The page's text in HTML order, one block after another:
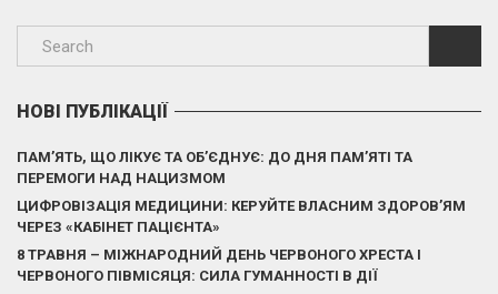
НОВІ ПУБЛІКАЦІЇ
ПАМ’ЯТЬ, ЩО ЛІКУЄ ТА ОБ’ЄДНУЄ: ДО ДНЯ ПАМ’ЯТІ ТА
ПЕРЕМОГИ НАД НАЦИЗМОМ
ЦИФРОВІЗАЦІЯ МЕДИЦИНИ: КЕРУЙТЕ ВЛАСНИМ ЗДОРОВ’ЯМ
ЧЕРЕЗ «КАБІНЕТ ПАЦІЄНТА»
8 ТРАВНЯ – МІЖНАРОДНИЙ ДЕНЬ ЧЕРВОНОГО ХРЕСТА І
ЧЕРВОНОГО ПІВМІСЯЦЯ: СИЛА ГУМАННОСТІ В ДІЇ